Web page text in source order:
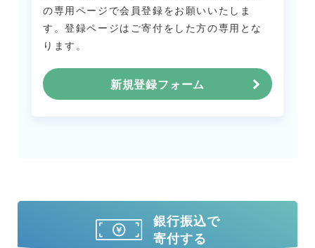
の専用ページで会員登録をお願いいたしま
す。登録ページはご寄付をした方の専用とな
ります。
新規登録フォーム
銀行振込で
寄付する